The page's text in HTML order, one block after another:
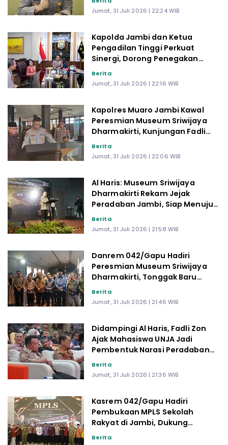
Jumat, 31 Juli 2026 | 22:24 WIB
Kapolda Jambi dan Ketua
Pengadilan Tinggi Perkuat
Sinergi, Dorong Penegakan
Hukum yang Berintegritas
Berita
Jumat, 31 Juli 2026 | 22:16 WIB
Kapolres Muaro Jambi Kawal
Peresmian Museum Sriwijaya
Dharmakirti, Kunjungan Fadli
Zon Berlangsung Aman dan
Lancar
Berita
Jumat, 31 Juli 2026 | 22:06 WIB
Al Haris: Museum Sriwijaya
Dharmakirti Rekam Jejak
Peradaban Jambi, Siap Menuju
Warisan Dunia UNESCO
Berita
Jumat, 31 Juli 2026 | 21:58 WIB
Danrem 042/Gapu Hadiri
Peresmian Museum Sriwijaya
Dharmakirti, Tonggak Baru
Pelestarian Warisan Budaya di
Jambi
Berita
Jumat, 31 Juli 2026 | 21:46 WIB
Didampingi Al Haris, Fadli Zon
Ajak Mahasiswa UNJA Jadi
Pembentuk Narasi Peradaban
Indonesia
Berita
Jumat, 31 Juli 2026 | 21:36 WIB
Kasrem 042/Gapu Hadiri
Pembukaan MPLS Sekolah
Rakyat di Jambi, Dukung
Program Pendidikan Gratis
Berita